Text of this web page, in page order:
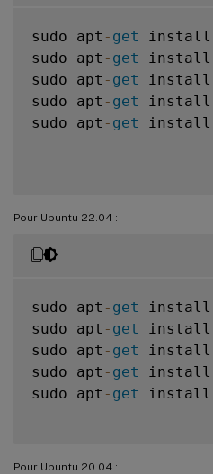
sudo apt - get install
sudo apt - get install
sudo apt - get install
sudo apt - get install
sudo apt - get install
Pour Ubuntu 22.04 :
sudo apt - get install
sudo apt - get install
sudo apt - get install
sudo apt - get install
sudo apt - get install
Pour Ubuntu 20.04 :